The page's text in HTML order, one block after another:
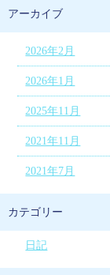
アーカイブ
2026年2月
2026年1月
2025年11月
2021年11月
2021年7月
カテゴリー
日記